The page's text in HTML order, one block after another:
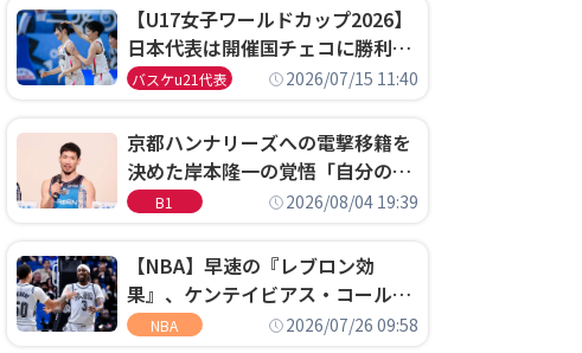
【U17女子ワールドカップ2026】
日本代表は開催国チェコに勝利し
て予選グループ3連勝で首位通
決定
バスケu21代表 2026/07/15 11:40
京都ハンナリーズへの電撃移籍を
決めた岸本隆一の覚悟「自分のエ
ゴというちっぽけなことのため
B1 2026/08/04 19:39
【NBA】早速の『レブロン効
果』、ケンテイビアス・コールド
ウェル・ポープがセブンティシク
NBA 2026/07/26 09:58